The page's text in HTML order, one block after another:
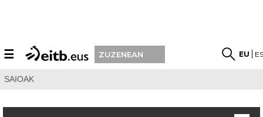
☰ ZUZENEAN EU
SAIOAK